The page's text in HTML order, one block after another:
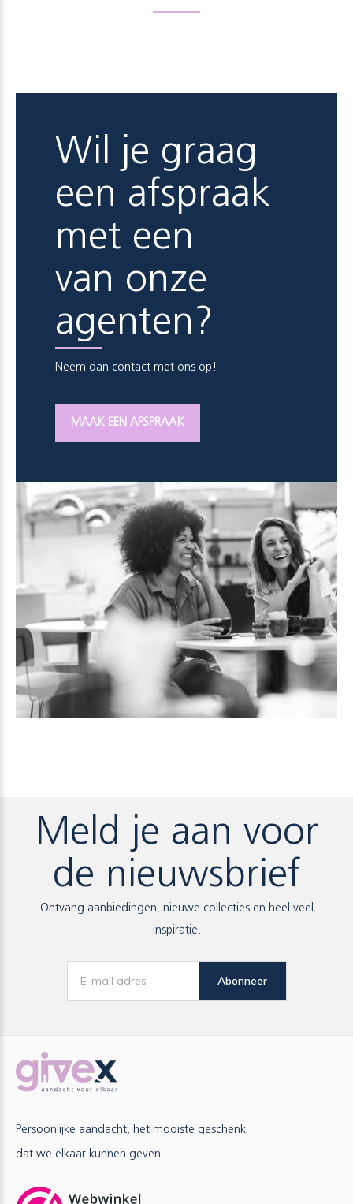
Wil je graag
een afspraak
met een
van onze
agenten?
Neem dan contact met ons op!
MAAK EEN AFSPRAAK
Meld je aan voor
de nieuwsbrief
Ontvang aanbiedingen, nieuwe collecties en heel veel
inspiratie.
Abonneer
Persoonlijke aandacht, het mooiste geschenk
dat we elkaar kunnen geven.